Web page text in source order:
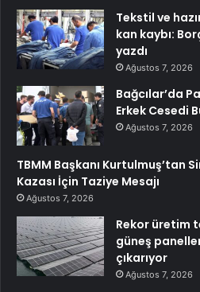
Tekstil ve
kan kaybı:
yazdı
Ağustos 7, 2026
Bağcılar’da
Erkek Cesedi
Ağustos 7, 2026
TBMM Başkanı Kurtulmuş’tan
Kazası İçin Taziye Mesajı
Ağustos 7, 2026
Rekor üretim
güneş
çıkarıyor
Ağustos 7, 2026